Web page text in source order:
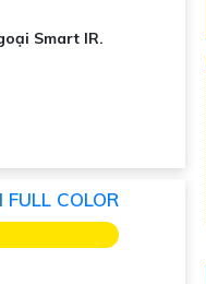
Smart IR.
COLOR